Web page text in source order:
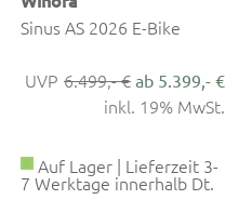
Sinus AS 2026 E-Bike
6.499,- € ab 5.399,- €
inkl. 19% MwSt.
Auf Lager | Lieferzeit 3-
7 Werktage innerhalb Dt.